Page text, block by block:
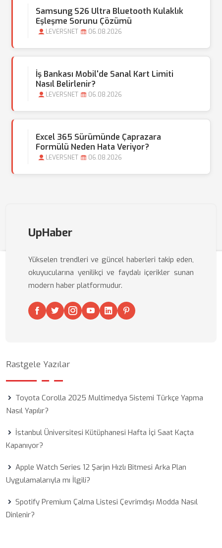
Samsung S26 Ultra Bluetooth Kulaklık
Eşleşme Sorunu Çözümü
LEVERSNET 06.08.2026
İş Bankası Mobil'de Sanal Kart Limiti
Nasıl Belirlenir?
LEVERSNET 06.08.2026
Excel 365 Sürümünde Çaprazara
Formülü Neden Hata Veriyor?
LEVERSNET 06.08.2026
UpHaber
Yükselen trendleri ve güncel haberleri takip eden,
okuyucularına yenilikçi ve faydalı içerikler sunan
modern haber platformudur.
Rastgele Yazılar
Toyota Corolla 2025 Multimedya Sistemi Türkçe Yapma
Nasıl Yapılır?
İstanbul Üniversitesi Kütüphanesi Hafta İçi Saat Kaçta
Kapanıyor?
Apple Watch Series 12 Şarjın Hızlı Bitmesi Arka Plan
Uygulamalarıyla mı İlgili?
Spotify Premium Çalma Listesi Çevrimdışı Modda Nasıl
Dinlenir?